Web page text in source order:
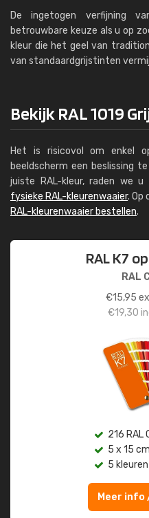
De ingetogen verfijning
betrouwbare keuze als u op
kleur die het geel van
van standaardgrijstinten
Bekijk RAL 1019
Het is risicovol om enkel
beeldscherm een beslissing
juiste RAL-kleur, raden we
fysieke RAL-kleurenwaaier. Op
RAL-kleurenwaaier bestellen.
RAL K7
RAL
€15,95
€19,30
216 RAL
5 x 15
5
Meer